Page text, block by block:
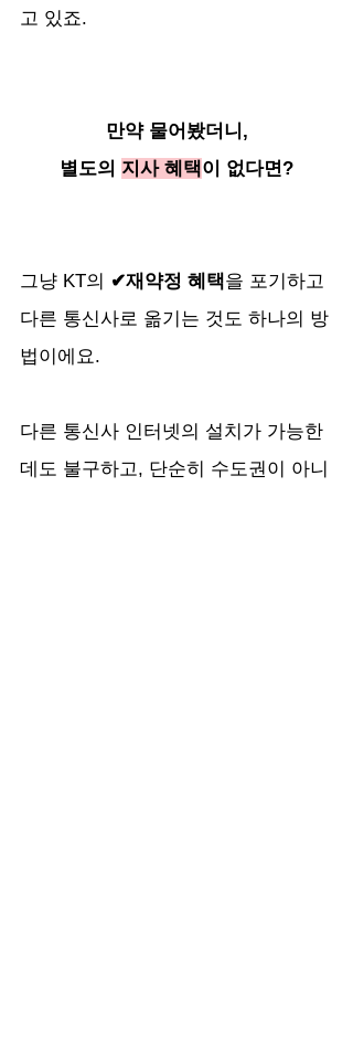
고 있죠.
만약 물어봤더니,
별도의 지사 혜택이 없다면?
그냥 KT의 ✔재약정 혜택을 포기하고
다른 통신사로 옮기는 것도 하나의 방
법이에요.
다른 통신사 인터넷의 설치가 가능한
데도 불구하고, 단순히 수도권이 아니